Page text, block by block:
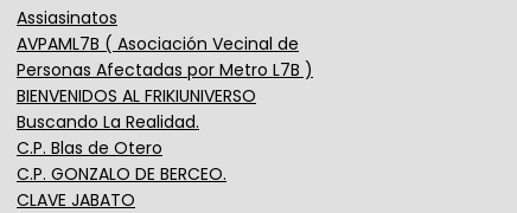
Assiasinatos
AVPAML7B ( Asociación Vecinal de
Personas Afectadas por Metro L7B )
BIENVENIDOS AL FRIKIUNIVERSO
Buscando La Realidad.
C.P. Blas de Otero
C.P. GONZALO DE BERCEO.
CLAVE JABATO